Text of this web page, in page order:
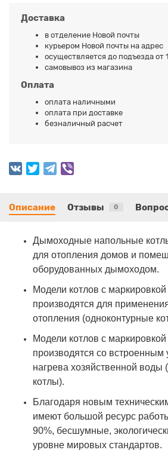
Доставка
в отделение Новой почты
курьером Новой почты на адрес
осуществляется до подъезда от
самовывоз из магазина
Оплата
оплата наличными
оплата при доставке
безналичный расчет
Описание Отзывы 0
Дымоходные напольные
для отопления домов и
оборудованных дымоходом.
Модели котлов с
производятся для
отопления (одноконтурные
Модели котлов с
производятся со встроенным
нагрева хозяйственной воды
котлы).
Благодаря новым
имеют большой ресурс
90%, бесшумные,
уровне мировых стандартов.